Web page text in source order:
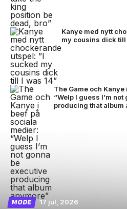
Kanye med nytt
my cousins dick till
The Game och
“Welp I guess I’m
producing that album
MODE 17 jul, 2026